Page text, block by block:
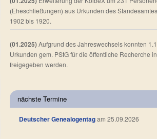
(Eheschließungen) aus Urkunden des
1902 bis 1920.
(01.2025)Aufgrund des Jahreswechsels konnten
Urkunden gem. PStG für die öffentliche Recherche
freigegeben werden.
nächste Termine
Deutscher Genealogentagam 25.09.2026